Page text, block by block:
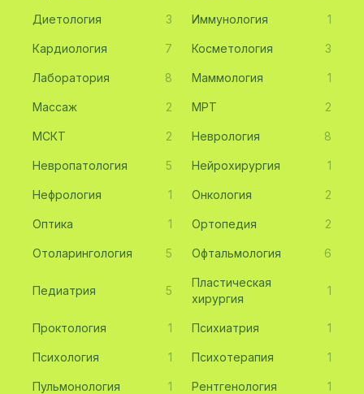
Диетология 3 Иммунология 1
Кардиология 7 Косметология 3
Лаборатория 8 Маммология 1
Массаж 2 МРТ 2
МСКТ 2 Неврология 8
Невропатология 5 Нейрохирургия 1
Нефрология 1 Онкология 2
Оптика 1 Ортопедия 2
Отоларингология 5 Офтальмология 6
Педиатрия 5
Пластическая
хирургия
1
Проктология 1 Психиатрия 1
Психология 1 Психотерапия 1
Пульмонология 1 Рентгенология 1